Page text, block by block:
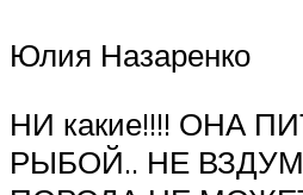
Юлия Назаренко
НИ какие!!!! ОНА
РЫБОЙ.. НЕ